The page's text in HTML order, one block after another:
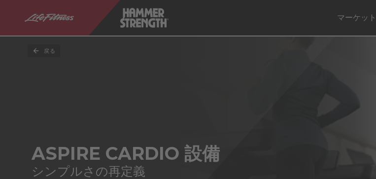
マーケット
戻る
ASPIRE CARDIO 設備
シンプルさの再定義